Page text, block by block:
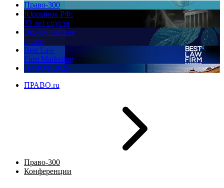
Право-300
Юррынок РФ:
35 лет спустя
Экологическое
право
Best Law
Firm Marketing
ПМЮФ 2026
ПРАВО.ru
Право-300
Конференции